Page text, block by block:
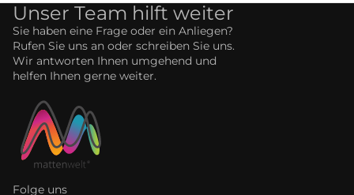
Unser Team hilft weiter
Sie haben eine Frage oder ein Anliegen?
Rufen Sie uns an oder schreiben Sie uns.
Wir antworten Ihnen umgehend und
helfen Ihnen gerne weiter.
Folge uns